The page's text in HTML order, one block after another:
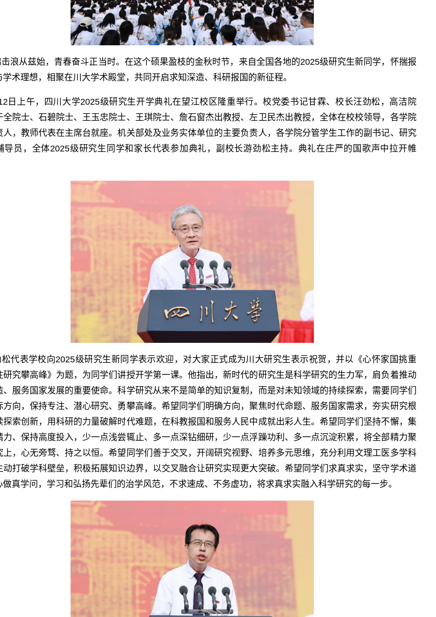
浪从兹始，青春奋斗正当时。在这个硕果盈枝的金秋时节，来自全国各地的2025级研究生新同学，怀揣报
学术理想，相聚在川大学术殿堂，共同开启求知深造、科研报国的新征程。
日上午，四川大学2025级研究生开学典礼在望江校区隆重举行。校党委书记甘霖、校长汪劲松，高洁院
全院士、石碧院士、王玉忠院士、王琪院士、詹石窗杰出教授、左卫民杰出教授，全体在校校领导，各学院
人，教师代表在主席台就座。机关部处及业务实体单位的主要负责人，各学院分管学生工作的副书记、研究
导员，全体2025级研究生同学和家长代表参加典礼，副校长游劲松主持。典礼在庄严的国歌声中拉开帷
松代表学校向2025级研究生新同学表示欢迎，对大家正式成为川大研究生表示祝贺，并以《心怀家国挑重
研究攀高峰》为题，为同学们讲授开学第一课。他指出，新时代的研究生是科学研究的生力军，肩负着推动
、服务国家发展的重要使命。科学研究从来不是简单的知识复制，而是对未知领域的持续探索，需要同学们
方向，保持专注、潜心研究、勇攀高峰。希望同学们明确方向，聚焦时代命题、服务国家需求，夯实研究根
探索创新，用科研的力量破解时代难题，在科教报国和服务人民中成就出彩人生。希望同学们坚持不懈，集
力、保持高度投入，少一点浅尝辄止、多一点深钻细研，少一点浮躁功利、多一点沉淀积累，将全部精力聚
上，心无旁骛、持之以恒。希望同学们善于交叉，开阔研究视野、培养多元思维，充分利用文理工医多学科
动打破学科壁垒，积极拓展知识边界，以交叉融合让研究实现更大突破。希望同学们求真求实，坚守学术道
做真学问，学习和弘扬先辈们的治学风范，不求速成、不务虚功，将求真求实融入科学研究的每一步。